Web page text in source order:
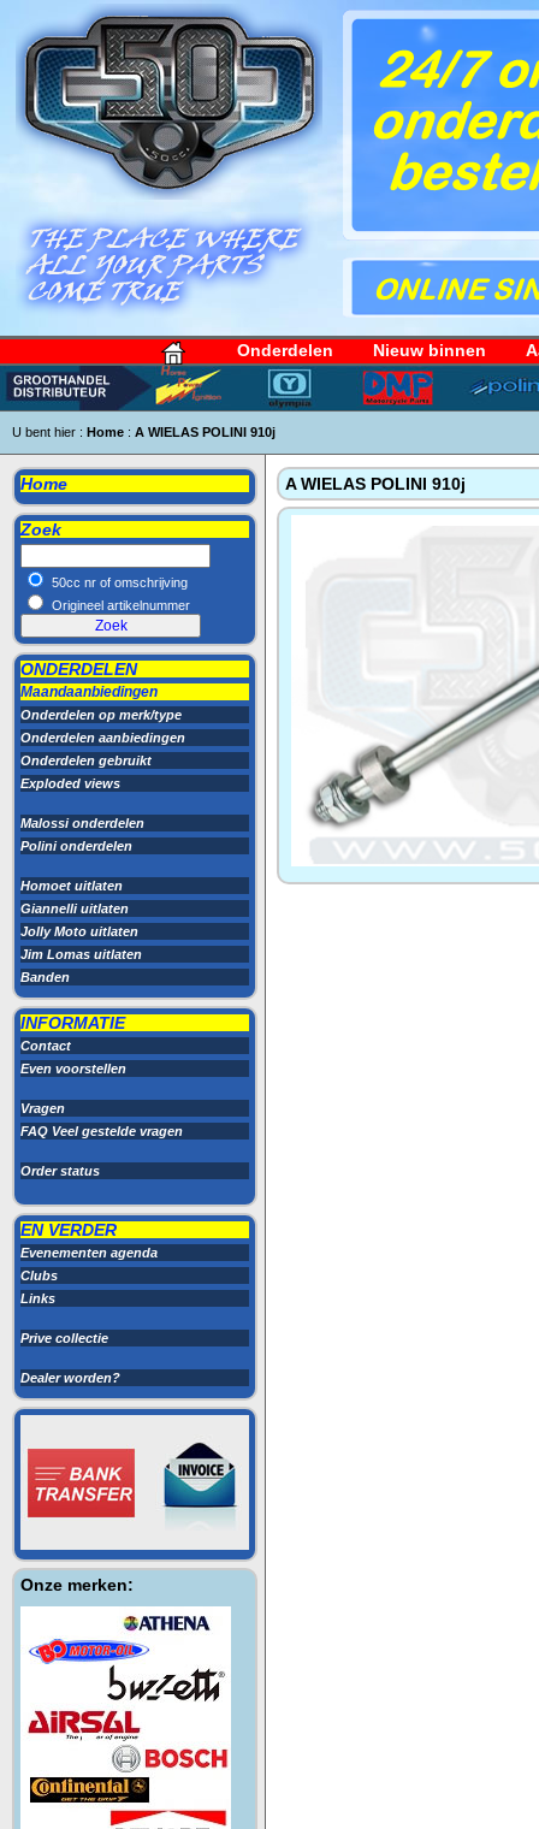
Onderdelen Nieuw binnen
U bent hier : Home : A WIELAS POLINI 910j
Home
Zoek
50cc nr of omschrijving
Origineel artikelnummer
ONDERDELEN
Maandaanbiedingen
Onderdelen op merk/type
Onderdelen aanbiedingen
Onderdelen gebruikt
Exploded views
Malossi onderdelen
Polini onderdelen
Homoet uitlaten
Giannelli uitlaten
Jolly Moto uitlaten
Jim Lomas uitlaten
Banden
INFORMATIE
Contact
Even voorstellen
Vragen
FAQ Veel gestelde vragen
Order status
EN VERDER
Evenementen agenda
Clubs
Links
Prive collectie
Dealer worden?
Onze merken:
A WIELAS POLINI 910j